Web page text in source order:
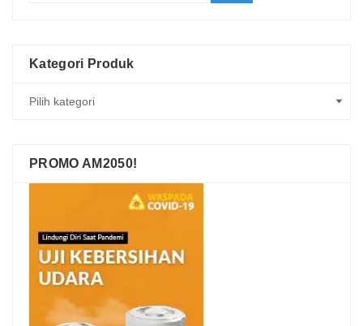
Kategori Produk
PROMO AM2050!